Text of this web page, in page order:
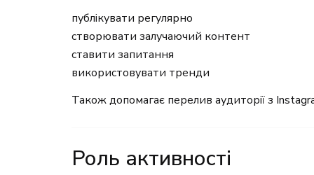
публікувати регулярно
створювати залучаючий контент
ставити запитання
використовувати тренди
Також допомагає перелив аудиторії з
Роль активності